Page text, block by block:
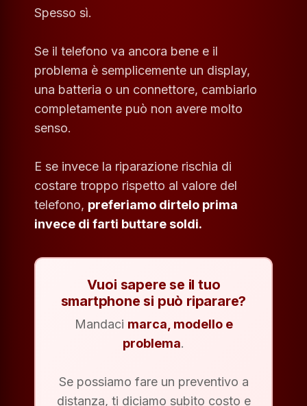
Spesso sì.
Se il telefono va ancora bene e il
problema è semplicemente un display,
una batteria o un connettore, cambiarlo
completamente può non avere molto
senso.
E se invece la riparazione rischia di
costare troppo rispetto al valore del
telefono, preferiamo dirtelo prima
invece di farti buttare soldi.
Vuoi sapere se il tuo
smartphone si può riparare?
Mandaci marca, modello e
problema.
Se possiamo fare un preventivo a
distanza, ti diciamo subito costo e